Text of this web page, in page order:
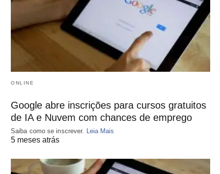
ONLINE
Google abre inscrições para cursos gratuitos
de IA e Nuvem com chances de emprego
Saiba como se inscrever. Leia Mais
5 meses atrás